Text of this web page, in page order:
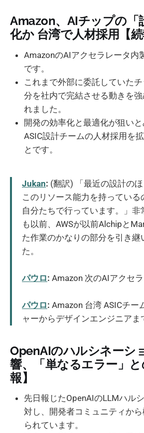
Amazon、AIチップの「
化か 台湾で人材採用【続
AmazonのAIアクセラレータ内
です。
これまで外部に委託していた
分を社内で完結させる動きを
れました。
開発の効率化と最適化が狙い
ASIC設計チームの人材採用を
とです。
Jukan: (翻訳) 「最近の設計の
このリソース能力を持っている
自分たちで行っています。」非
も以前、AWSが以前Alchipと
た作業のかなりの部分を引き継
た。
パウロ: Amazon 次のAIアクセ
パウロ: Amazon 台湾 ASICチー
ャーからデザインエンジニアま
OpenAIのハルシネーシ
響、「単なるエラー」
報】
先日報じたOpenAIのLLMハル
対し、開発者コミュニティか
られています。